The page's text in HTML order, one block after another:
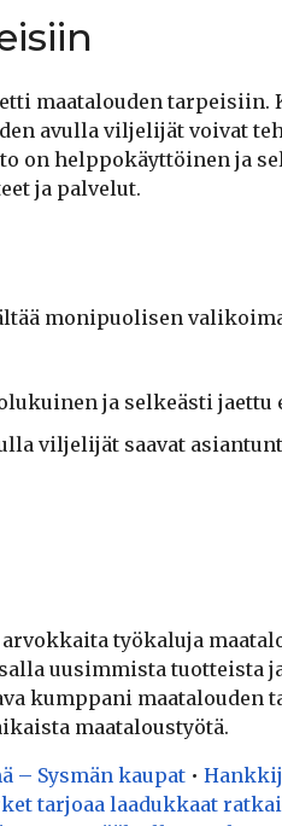
maatalouden tarpeisiin.
avulla viljelijät voivat
on helppokäyttöinen ja
ja palvelut.
monipuolisen
ja selkeästi
viljelijät saavat
työkaluja
uusimmista tuotteista
kumppani maatalouden
maataloustyötä.
– Sysmän kaupat •
tarjoaa laadukkaat